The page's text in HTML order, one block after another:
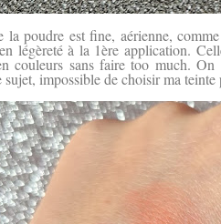
la poudre est fine, aérienne,
légèreté à la 1ère application.
couleurs sans faire too much.
sujet, impossible de choisir ma